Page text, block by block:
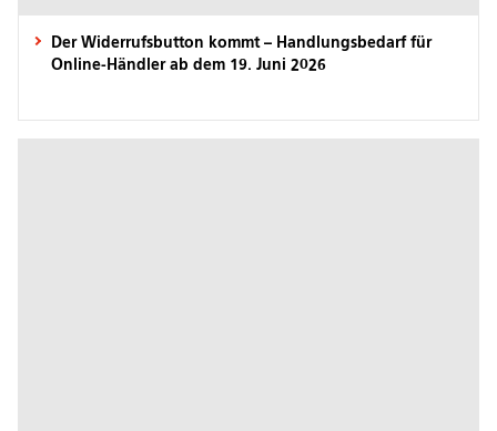
Der Widerrufsbutton kommt – Handlungsbedarf für
Online-Händler ab dem 19. Juni 2026